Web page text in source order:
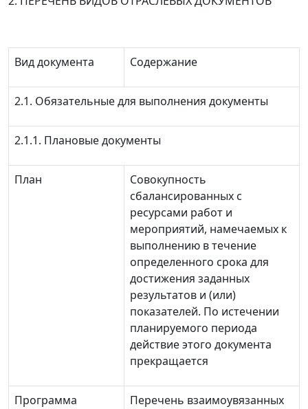
Вид документа Содержание
2.1. Обязательные для выполнения документы
2.1.1. Плановые документы
План
Совокупность
сбалансированных с
ресурсами работ и
мероприятий, намечаемых к
выполнению в течение
определенного срока для
достижения заданных
результатов и (или)
показателей. По истечении
планируемого периода
действие этого документа
прекращается
Программа Перечень взаимоувязанных